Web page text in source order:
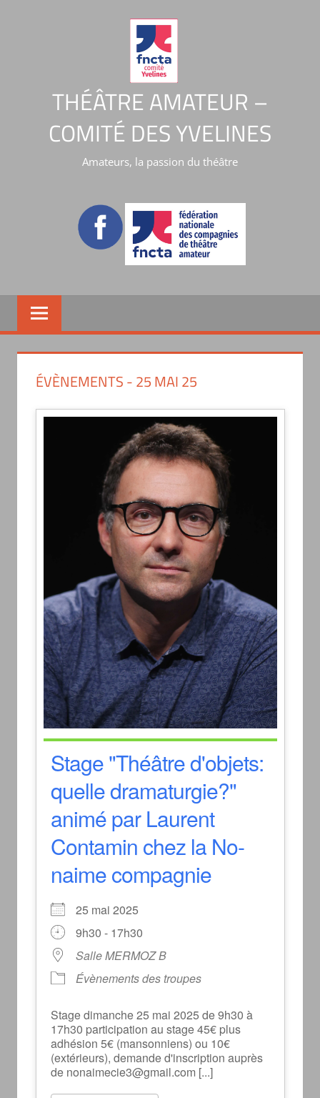
THÉÂTRE AMATEUR –
COMITÉ DES YVELINES
Amateurs, la passion du théâtre
ÉVÈNEMENTS - 25 MAI 25
Stage "Théâtre d'objets:
quelle dramaturgie?"
animé par Laurent
Contamin chez la No-
naime compagnie
25 mai 2025
9h30 - 17h30
Salle MERMOZ B
Évènements des troupes
Stage dimanche 25 mai 2025 de 9h30 à
17h30 participation au stage 45€ plus
adhésion 5€ (mansonniens) ou 10€
(extérieurs), demande d'inscription auprès
de nonaimecie3@gmail.com [...]